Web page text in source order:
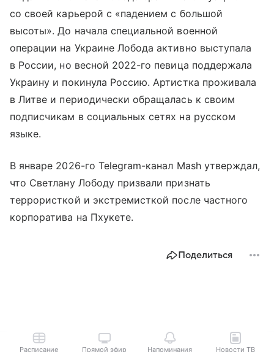
со своей карьерой с «падением с большой
высоты». До начала специальной военной
операции на Украине Лобода активно выступала
в России, но весной 2022-го певица поддержала
Украину и покинула Россию. Артистка проживала
в Литве и периодически обращалась к своим
подписчикам в социальных сетях на русском
языке.
В январе 2026-го Telegram-канал Mash утверждал,
что Светлану Лободу призвали признать
террористкой и экстремисткой после частного
корпоратива на Пхукете.
Поделиться
Расписание Прямой эфир Напоминания Новости ТВ